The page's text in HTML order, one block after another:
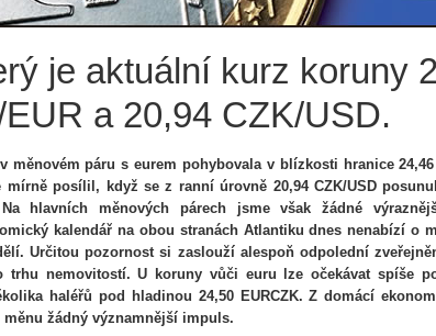
je aktuální kurz koruny
a 20,94 CZK/USD.
měnovém páru s eurem pohybovala v blízkosti hranice
mírně posílil, když se z ranní úrovně 20,94 CZK/USD
Na hlavních měnových párech jsme však žádné
kalendář na obou stranách Atlantiku dnes nenabízí o
Určitou pozornost si zaslouží alespoň odpolední
trhu nemovitostí. U koruny vůči euru lze očekávat spíše
haléřů pod hladinou 24,50 EURCZK. Z domácí
měnu žádný významnější impuls.